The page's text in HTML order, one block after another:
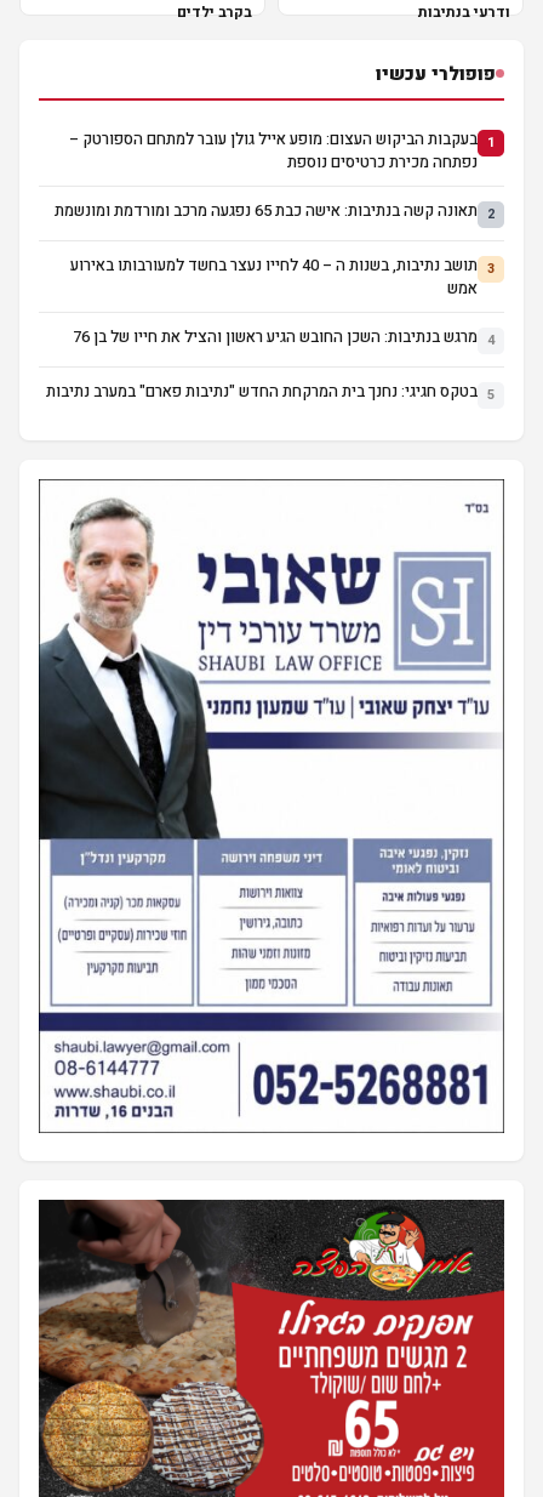
ודרעי בנתיבות
בקרב ילדים
פופולרי עכשיו
1 בעקבות הביקוש העצום: מופע אייל גולן עובר למתחם הספורטק –
נפתחה מכירת כרטיסים נוספת
2 תאונה קשה בנתיבות: אישה כבת 65 נפגעה מרכב ומורדמת ומונשמת
3
תושב נתיבות, בשנות ה – 40 לחייו נעצר בחשד למעורבותו באירוע
אמש
4 מרגש בנתיבות: השכן החובש הגיע ראשון והציל את חייו של בן 76
5 בטקס חגיגי: נחנך בית המרקחת החדש "נתיבות פארם" במערב נתיבות